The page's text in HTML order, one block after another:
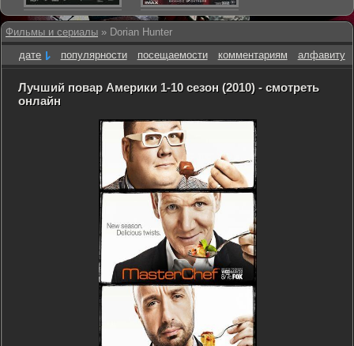
Фильмы и сериалы » Dorian Hunter
дате
популярности посещаемости комментариям алфавиту
Лучший повар Америки 1-10 сезон (2010) - смотреть
онлайн